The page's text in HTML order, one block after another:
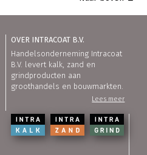
OVER INTRACOAT B.V.
Handelsonderneming Intracoat
B.V. levert kalk, zand en
grindproducten aan
groothandels en bouwmarkten.
Lees meer